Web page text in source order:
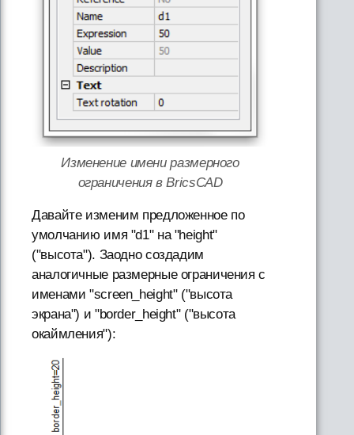
Изменение имени размерного
ограничения в BricsCAD
Давайте изменим предложенное по
умолчанию имя "d1" на "height"
("высота"). Заодно создадим
аналогичные размерные ограничения с
именами "screen_height" ("высота
экрана") и "border_height" ("высота
окаймления"):